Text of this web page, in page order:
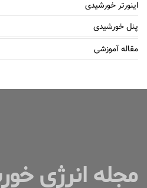
اینورتر خورشیدی
پنل خورشیدی
مقاله آموزشی
مجله انرژی